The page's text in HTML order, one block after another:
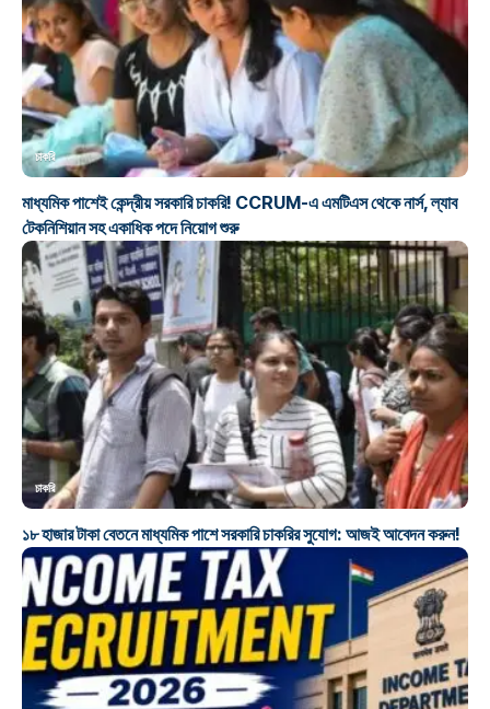
চাকরি
মাধ্যমিক পাশেই কেন্দ্রীয় সরকারি চাকরি! CCRUM-এ এমটিএস থেকে নার্স, ল্যাব
টেকনিশিয়ান সহ একাধিক পদে নিয়োগ শুরু
চাকরি
১৮ হাজার টাকা বেতনে মাধ্যমিক পাশে সরকারি চাকরির সুযোগ: আজই আবেদন করুন!